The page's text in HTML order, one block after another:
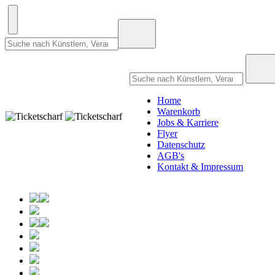
Home
Warenkorb
Jobs & Karriere
Flyer
Datenschutz
AGB's
Kontakt & Impressum